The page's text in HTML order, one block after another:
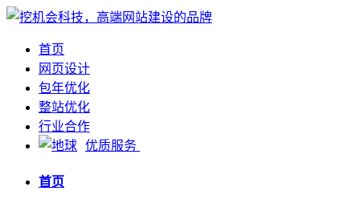
首页
网页设计
包年优化
整站优化
行业合作
优质服务
首页